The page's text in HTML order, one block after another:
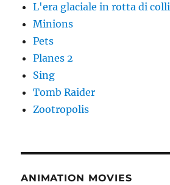
L'era glaciale in rotta di
Minions
Pets
Planes 2
Sing
Tomb Raider
Zootropolis
ANIMATION MOVIES